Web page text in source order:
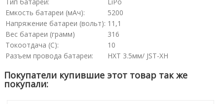
Тип батареи:
LiPo
Емкость батареи (мАч):
5200
Напряжение батареи (вольт): 11,1
Вес батареи (грамм)
316
Токоотдача (С):
10
Разъем провода батареи:
HXT 3.5мм/ JST-XH
Покупатели купившие этот товар так же
покупали: